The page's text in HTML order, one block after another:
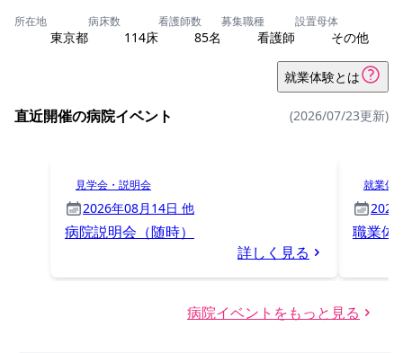
所在地
東京都
病床数
114床
看護師数
85名
募集職種
看護師
設置母体
その他
就業体験とは
直近開催の病院イベント (2026/07/23更新)
見学会・説明会
2026年08月14日 他
病院説明会（随時）
詳しく見る
就業体
2026
職業体
病院イベントをもっと見る